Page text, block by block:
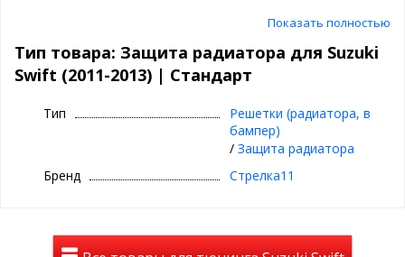
Сетка на радиатор Suzuki Swift (2011-2013) защитит ваш
автомобиль от насекомых, камней, мусора и выглядит просто
отлично!
сегодня.
сетка: алюминий, 1 мм
(стойкое к химии и износу)
Показать полностью
Тип товара: Защита радиатора для Suzuki
Swift (2011-2013) | Стандарт
Тип
Решетки (радиатора, в
бампер)
/ Защита радиатора
Бренд
Стрелка11